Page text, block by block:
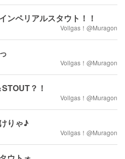
ンペリアルスタウト！！
Vollgas！@Muragon
Vollgas！@Muragon
？！
Vollgas！@Muragon
りゃ♪
Vollgas！@Muragon